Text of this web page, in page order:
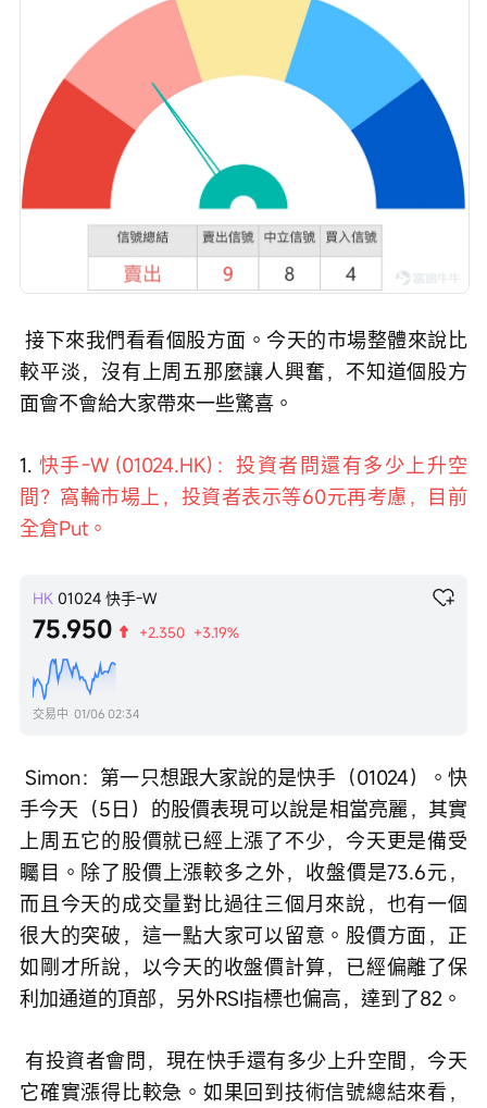
接下來我們看看個股方面。今天的市場整體來說比
較平淡，沒有上周五那麼讓人興奮，不知道個股方
面會不會給大家帶來一些驚喜。
1. 快手-W (01024.HK)：投資者問還有多少上升空
間？窩輪市場上，投資者表示等60元再考慮，目前
全倉Put。
HK 01024 快手-W
75.950 +2.350 +3.19%
交易中 01/06 02:34
Simon：第一只想跟大家說的是快手（01024）。快
手今天（5日）的股價表現可以說是相當亮麗，其實
上周五它的股價就已經上漲了不少，今天更是備受
矚目。除了股價上漲較多之外，收盤價是73.6元，
而且今天的成交量對比過往三個月來說，也有一個
很大的突破，這一點大家可以留意。股價方面，正
如剛才所說，以今天的收盤價計算，已經偏離了保
利加通道的頂部，另外RSI指標也偏高，達到了82。
它確實漲得比較急。如果回到技術信號總結來看，